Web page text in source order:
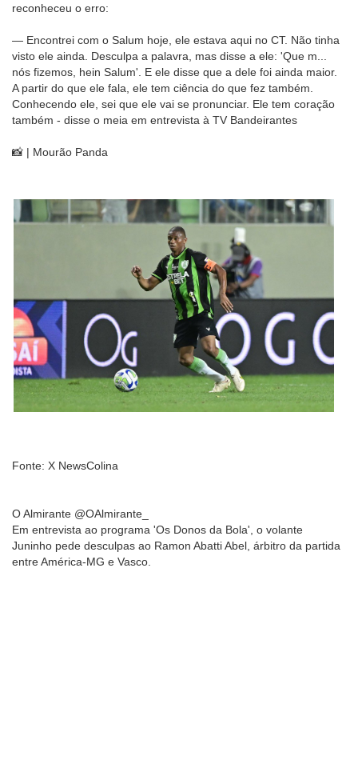
reconheceu o erro:
— Encontrei com o Salum hoje, ele estava aqui no CT. Não tinha
visto ele ainda. Desculpa a palavra, mas disse a ele: 'Que m...
nós fizemos, hein Salum'. E ele disse que a dele foi ainda maior.
A partir do que ele fala, ele tem ciência do que fez também.
Conhecendo ele, sei que ele vai se pronunciar. Ele tem coração
também - disse o meia em entrevista à TV Bandeirantes
📸 | Mourão Panda
Fonte: X NewsColina
O Almirante @OAlmirante_
Em entrevista ao programa 'Os Donos da Bola', o volante
Juninho pede desculpas ao Ramon Abatti Abel, árbitro da partida
entre América-MG e Vasco.